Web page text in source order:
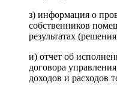
з) информация о
собственников
результатах
и) отчет об
договора
доходов и расходов